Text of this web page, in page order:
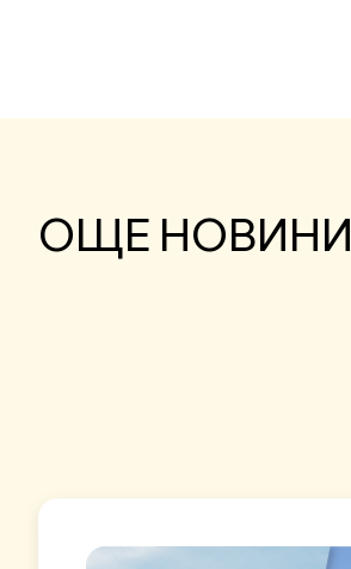
ОЩЕ НОВИНИ